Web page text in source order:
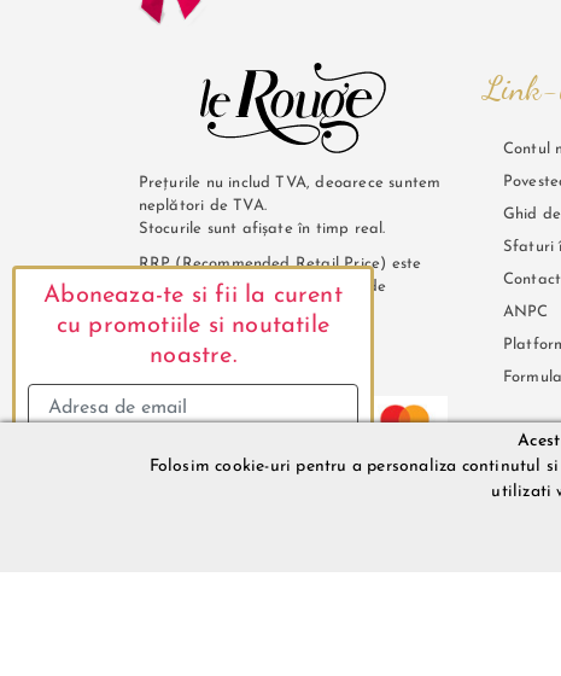
Prețurile nu includ TVA, deoarece suntem
neplători de TVA.
Stocurile sunt afișate în timp real.
RRP (Recommended Retail Price) este
pretul de vanzare recomandat de
furnizor.
Plată și securitate
Contul
Ghid
Sfaturi
Contact
ANPC
Folosim cookie-uri pentru a personaliza continutul
utilizati
Aboneaza-te si fii la curent
cu promotiile si noutatile
noastre.
Mă abonez